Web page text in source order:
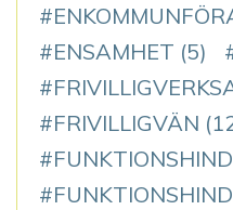
ENSAMHET (5)
FRIVILLIGVÄN